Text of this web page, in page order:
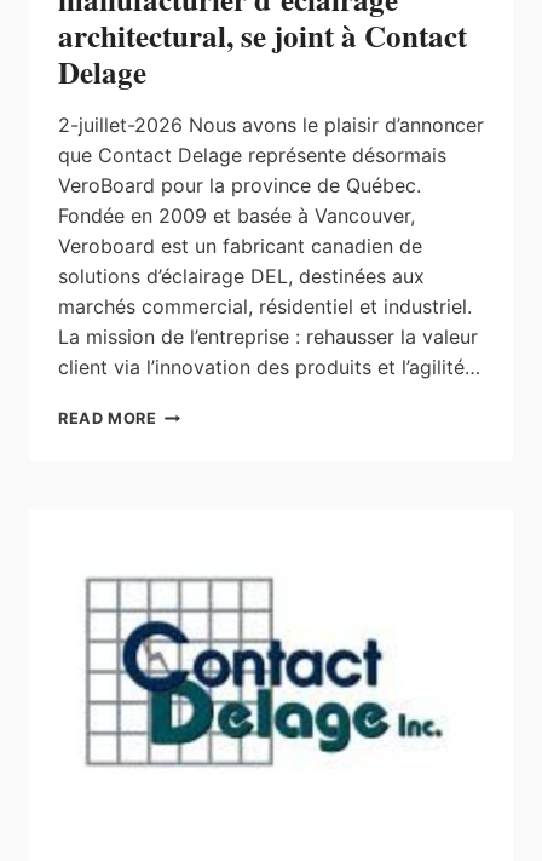
architectural, se joint à Contact
Delage
2-juillet-2026 Nous avons le plaisir d’annoncer
que Contact Delage représente désormais
VeroBoard pour la province de Québec.
Fondée en 2009 et basée à Vancouver,
Veroboard est un fabricant canadien de
solutions d’éclairage DEL, destinées aux
marchés commercial, résidentiel et industriel.
La mission de l’entreprise : rehausser la valeur
client via l’innovation des produits et l’agilité…
READ MORE NOUVELLE
D’ÉCLAIRAGE
ARCHITECTURAL,
SE
JOINT
À
CONTACT
DELAGE